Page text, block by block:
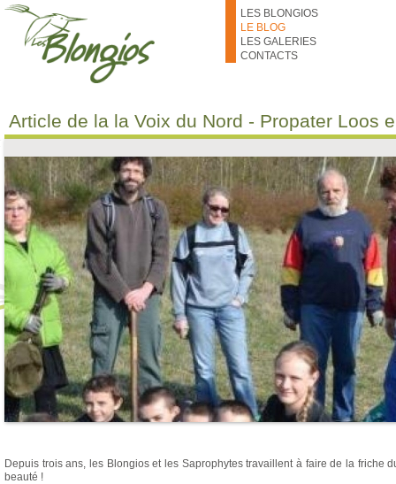
Aller au contenu principal
LES BLONGIOS
LE BLOG
LES GALERIES
CONTACTS
Article de la la Voix du Nord - Propater Loos
Depuis trois ans, les Blongios et les Saprophytes travaillent à faire de la friche
beauté !